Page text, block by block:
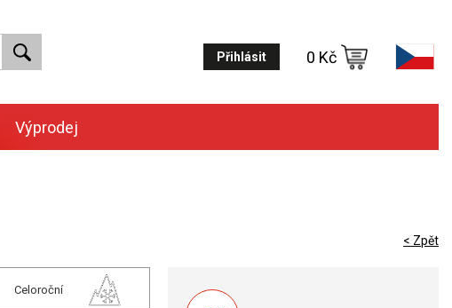
Přihlásit 0 Kč
Výprodej
< Zpět
Celoroční